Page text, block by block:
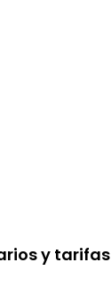
y tarifas